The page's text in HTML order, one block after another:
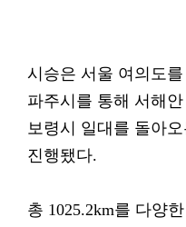
시승은 서울 여의도
파주시를 통해 서해
보령시 일대를 돌아
진행됐다.
총 1025.2km를 다양